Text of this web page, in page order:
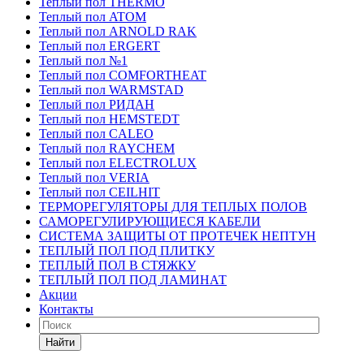
Теплый пол ATOM
Теплый пол ARNOLD RAK
Теплый пол ERGERT
Теплый пол №1
Теплый пол COMFORTHEAT
Теплый пол WARMSTAD
Теплый пол РИДАН
Теплый пол HEMSTEDT
Теплый пол CALEO
Теплый пол RAYCHEM
Теплый пол ELECTROLUX
Теплый пол VERIA
Теплый пол CEILHIT
ТЕРМОРЕГУЛЯТОРЫ ДЛЯ ТЕПЛЫХ ПОЛОВ
САМОРЕГУЛИРУЮЩИЕСЯ КАБЕЛИ
СИСТЕМА ЗАЩИТЫ ОТ ПРОТЕЧЕК НЕПТУН
ТЕПЛЫЙ ПОЛ ПОД ПЛИТКУ
ТЕПЛЫЙ ПОЛ В СТЯЖКУ
ТЕПЛЫЙ ПОЛ ПОД ЛАМИНАТ
Акции
Контакты
Найти